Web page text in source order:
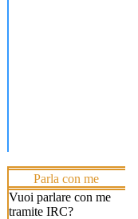
Parla con me
Vuoi parlare con me
tramite IRC?